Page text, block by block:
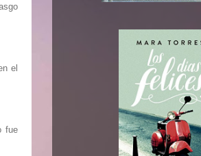
el
fue